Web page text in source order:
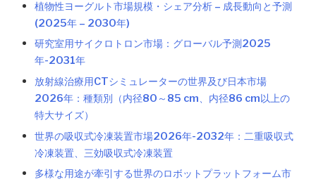
植物性ヨーグルト市場規模・シェア分析 – 成長動向と予測
(2025年 – 2030年)
研究室用サイクロトロン市場：グローバル予測2025
年-2031年
放射線治療用CTシミュレーターの世界及び日本市場
2026年：種類別（内径80～85 cm、内径86 cm以上の
特大サイズ）
世界の吸収式冷凍装置市場2026年-2032年：二重吸収式
冷凍装置、三効吸収式冷凍装置
多様な用途が牽引する世界のロボットプラットフォーム市